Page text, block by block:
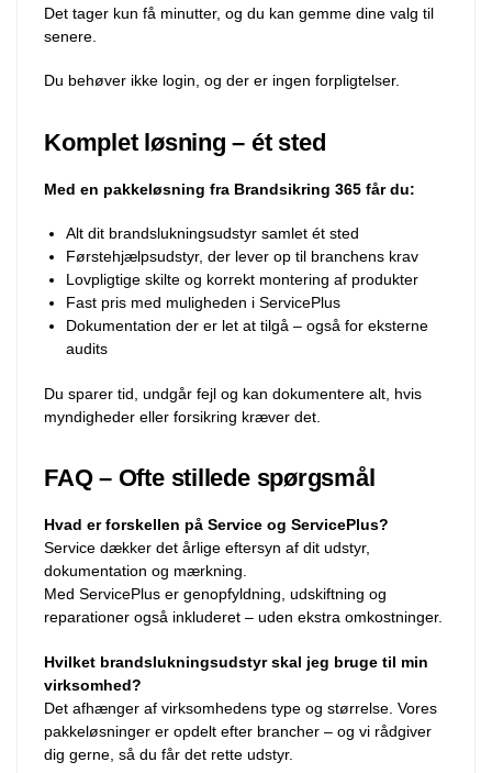
Det tager kun få minutter, og du kan gemme dine valg til
senere.
Du behøver ikke login, og der er ingen forpligtelser.
Komplet løsning – ét sted
Med en pakkeløsning fra Brandsikring 365 får du:
Alt dit brandslukningsudstyr samlet ét sted
Førstehjælpsudstyr, der lever op til branchens krav
Lovpligtige skilte og korrekt montering af produkter
Fast pris med muligheden i ServicePlus
Dokumentation der er let at tilgå – også for eksterne
audits
Du sparer tid, undgår fejl og kan dokumentere alt, hvis
myndigheder eller forsikring kræver det.
FAQ – Ofte stillede spørgsmål
Hvad er forskellen på Service og ServicePlus?
Service dækker det årlige eftersyn af dit udstyr,
dokumentation og mærkning.
Med ServicePlus er genopfyldning, udskiftning og
reparationer også inkluderet – uden ekstra omkostninger.
Hvilket brandslukningsudstyr skal jeg bruge til min
virksomhed?
Det afhænger af virksomhedens type og størrelse. Vores
pakkeløsninger er opdelt efter brancher – og vi rådgiver
dig gerne, så du får det rette udstyr.